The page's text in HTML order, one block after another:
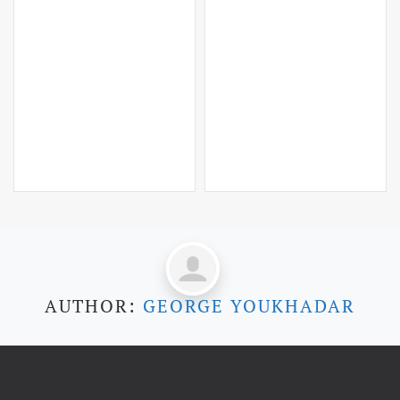
AUTHOR: GEORGE YOUKHADAR